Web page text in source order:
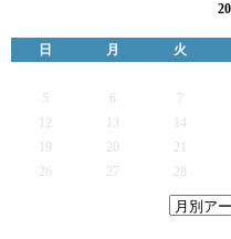
日 月 火
5
6 7
12
13 14
19
20 21
26
27 28